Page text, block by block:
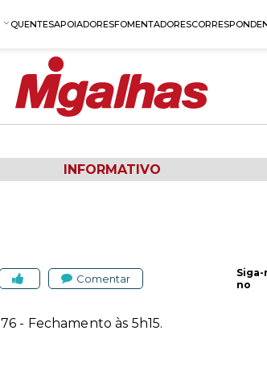
QUENTESAPOIADORESFOMENTADORES
INFORMATIVO
Comentar
Siga-
no
- Fechamento às 5h15.